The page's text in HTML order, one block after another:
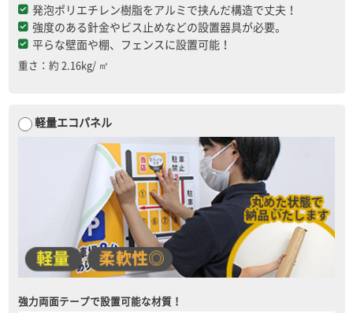
発泡ポリエチレン樹脂をアルミで挟んだ構造で丈夫！
強度のある針金やビス止めなどの設置器具が必要。
平らな壁面や棚、フェンスに設置可能！
重さ：約 2.16kg/ ㎡
軽量エコパネル
強力両面テープで設置可能な材質！